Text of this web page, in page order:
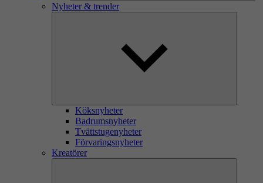
Nyheter & trender
Köksnyheter
Badrumsnyheter
Tvättstugenyheter
Förvaringsnyheter
Kreatörer